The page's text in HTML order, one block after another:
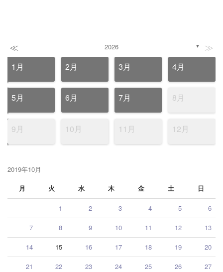
≪ 2026 ▼ ≫
1月 2月 3月 4月
5月 6月 7月 8月
9月 10月 11月 12月
2019年10月
月
火 水 木 金 土 日
1 2 3 4 5 6
7 8 9 10 11 12 13
14 15 16 17 18 19 20
21 22 23 24 25 26 27